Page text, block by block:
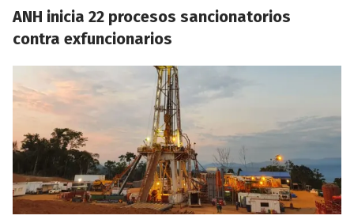
ANH inicia 22 procesos sancionatorios
contra exfuncionarios